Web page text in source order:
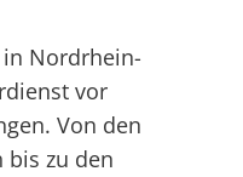
Nordrhein-
vor
Von den
bis zu den